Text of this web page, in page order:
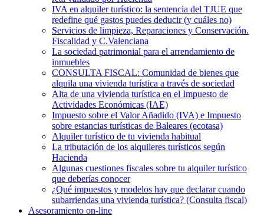
IVA en alquiler turístico: la sentencia del TJUE que
redefine qué gastos puedes deducir (y cuáles no)
Servicios de limpieza, Reparaciones y Conservación.
Fiscalidad y C.Valenciana
La sociedad patrimonial para el arrendamiento de
inmuebles
CONSULTA FISCAL: Comunidad de bienes que
alquila una vivienda turística a través de sociedad
Alta de una vivienda turística en el Impuesto de
Actividades Económicas (IAE)
Impuesto sobre el Valor Añadido (IVA) e Impuesto
sobre estancias turísticas de Baleares (ecotasa)
Alquiler turístico de tu vivienda habitual
La tributación de los alquileres turísticos según
Hacienda
Algunas cuestiones fiscales sobre tu alquiler turístico
que deberías conocer
¿Qué impuestos y modelos hay que declarar cuando
subarriendas una vivienda turística? (Consulta fiscal)
Asesoramiento on-line